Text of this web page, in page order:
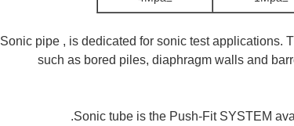
Sonic pipe , is dedicated for sonic test applications.
such as bored piles, diaphragm walls and
Sonic tube is the Push-Fit SYSTEM